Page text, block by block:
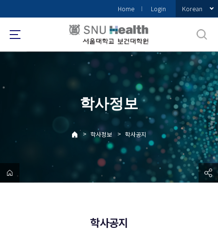
로
메
Home Login Korean
학사정보
> 학사정보 > 학사공지
학사공지